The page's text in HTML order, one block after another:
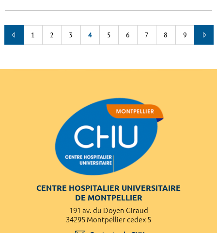
1 2 3 4 5 6 7 8 9
CENTRE HOSPITALIER UNIVERSITAIRE
DE MONTPELLIER
191 av. du Doyen Giraud
34295 Montpellier cedex 5